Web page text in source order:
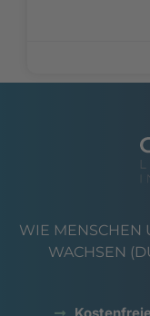
WIE MENSCHEN
WACHSEN